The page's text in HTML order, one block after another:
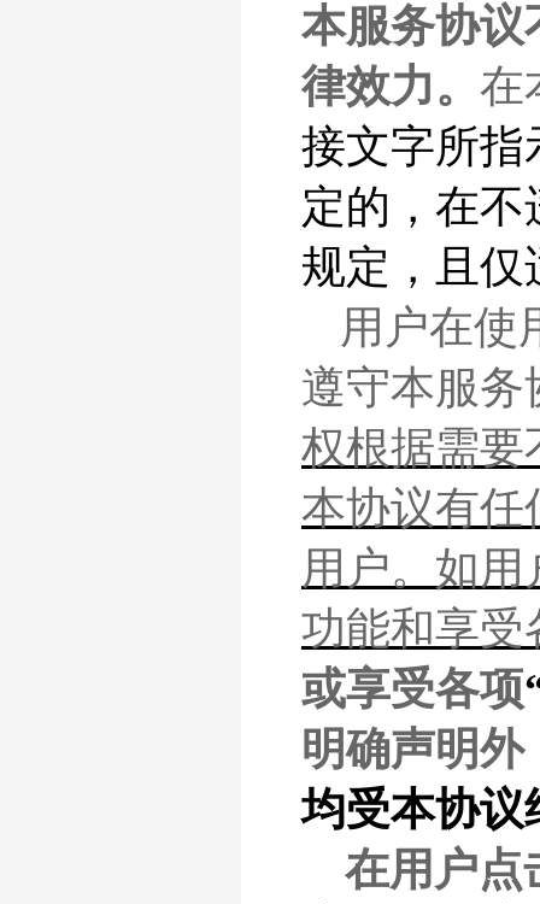
本服务协议
律效力。 在
接文字所指
定的，在
规定，且仅
用户在使
遵守本服务
权根据需要
本协议有任
用户。如用
功能和享受
或享受各项
明确声明外
均受本协议
在用户点